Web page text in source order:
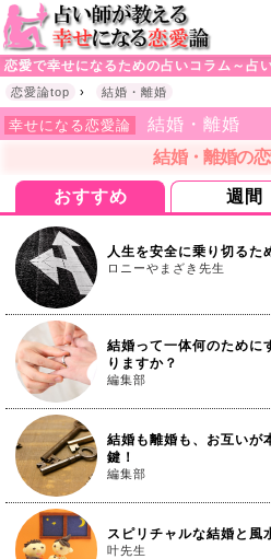
恋愛で幸せになるための占いコラム～占
恋愛論top › 結婚・離婚
幸せになる恋愛論 結婚・離婚
結婚・離婚の
おすすめ 週間
人生を安全に乗り切るた
ロニーやまざき先生
結婚って一体何のために
りますか？
編集部
結婚も離婚も、お互いが
鍵！
編集部
スピリチャルな結婚と風
叶先生